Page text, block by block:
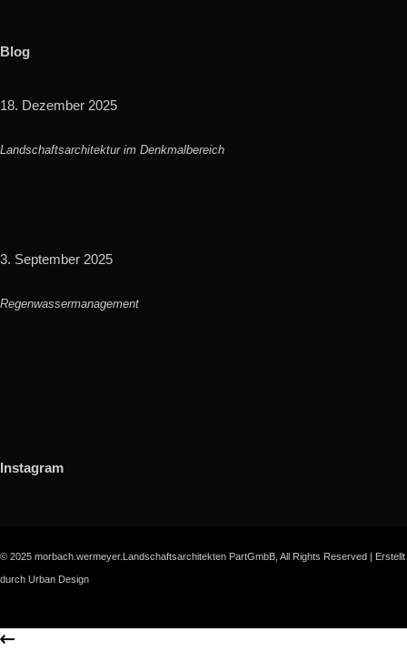
Blog
18. Dezember 2025
Landschaftsarchitektur im Denkmalbereich
3. September 2025
Regenwassermanagement
Instagram
© 2025 morbach.wermeyer.Landschaftsarchitekten PartGmbB, All Rights Reserved | Erstellt
durch Urban Design